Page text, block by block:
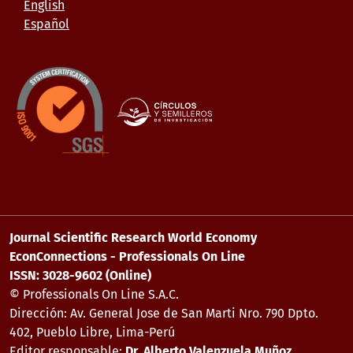
English
Español
Journal Scientific Research World Economy
EconConnections - Professionals On Line
ISSN: 3028-9602 (Online)
© Professionals On Line S.A.C.
Dirección: Av. General Jose de San Marti Nro. 790 Dpto.
402, Pueblo Libre, Lima-Perú